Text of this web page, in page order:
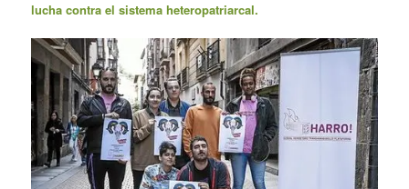
lucha contra el sistema heteropatriarcal.